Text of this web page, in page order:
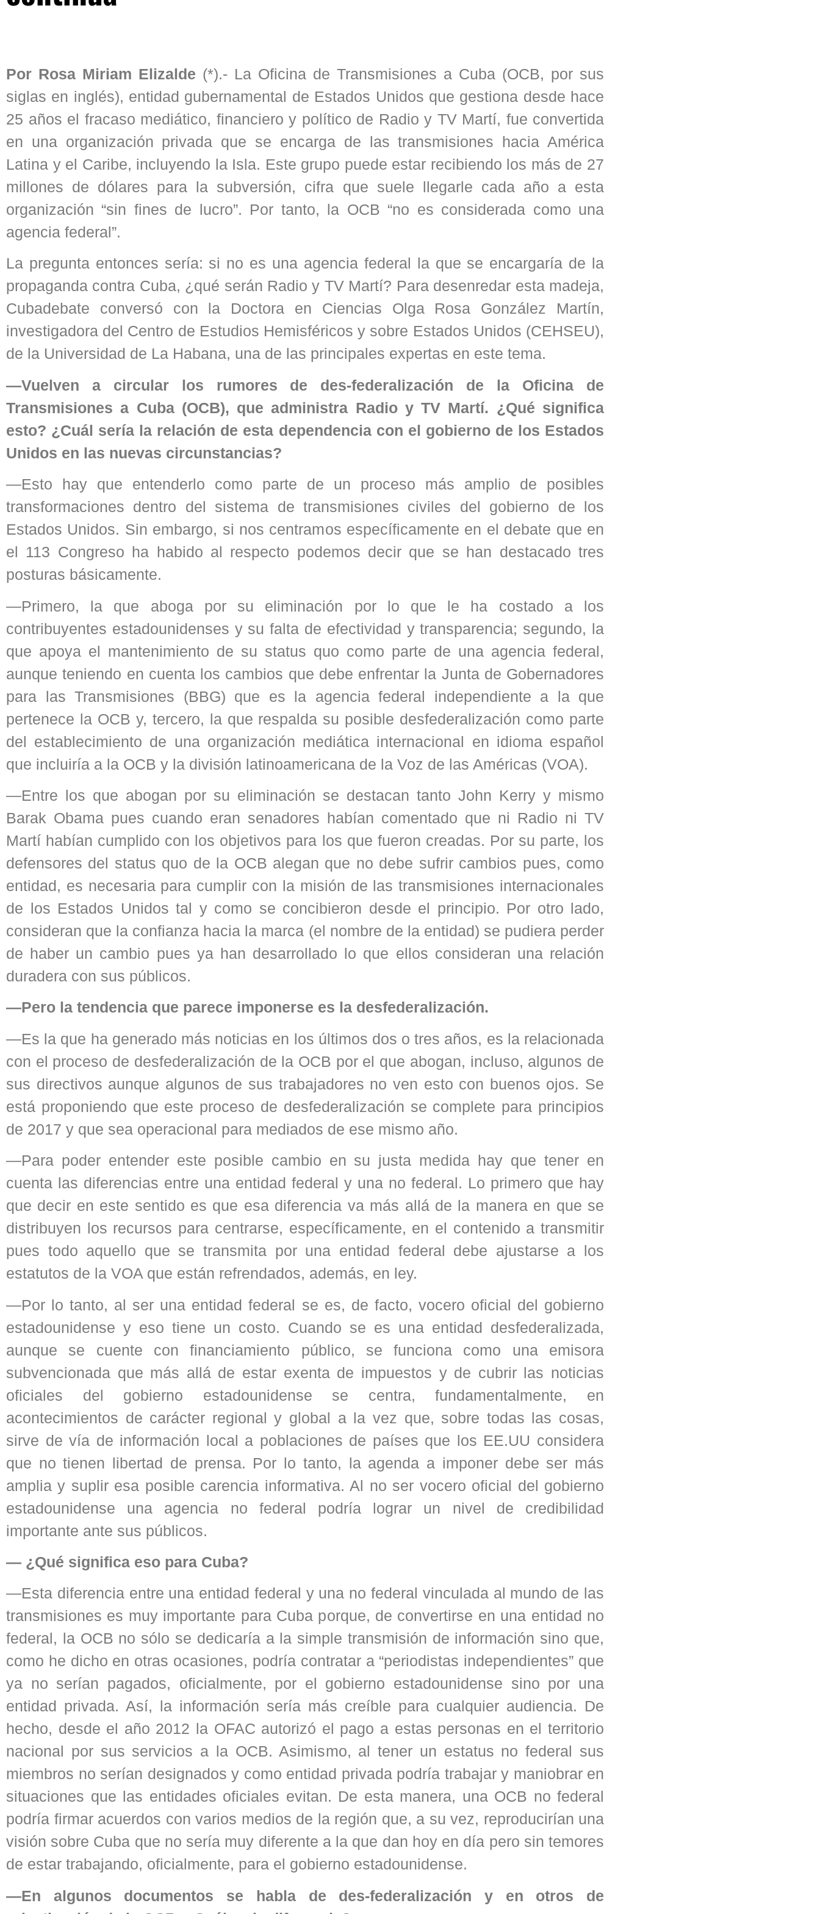
Por Rosa Miriam Elizalde (*).- La Oficina de Transmisiones a Cuba (OCB, por sus
siglas en inglés), entidad gubernamental de Estados Unidos que gestiona desde hace
25 años el fracaso mediático, financiero y político de Radio y TV Martí, fue convertida
en una organización privada que se encarga de las transmisiones hacia América
Latina y el Caribe, incluyendo la Isla. Este grupo puede estar recibiendo los más de 27
millones de dólares para la subversión, cifra que suele llegarle cada año a esta
organización “sin fines de lucro”. Por tanto, la OCB “no es considerada como una
agencia federal”.
La pregunta entonces sería: si no es una agencia federal la que se encargaría de la
propaganda contra Cuba, ¿qué serán Radio y TV Martí? Para desenredar esta madeja,
Cubadebate conversó con la Doctora en Ciencias Olga Rosa González Martín,
investigadora del Centro de Estudios Hemisféricos y sobre Estados Unidos (CEHSEU),
de la Universidad de La Habana, una de las principales expertas en este tema.
—Vuelven a circular los rumores de des-federalización de la Oficina de
Transmisiones a Cuba (OCB), que administra Radio y TV Martí. ¿Qué significa
esto? ¿Cuál sería la relación de esta dependencia con el gobierno de los Estados
Unidos en las nuevas circunstancias?
—Esto hay que entenderlo como parte de un proceso más amplio de posibles
transformaciones dentro del sistema de transmisiones civiles del gobierno de los
Estados Unidos. Sin embargo, si nos centramos específicamente en el debate que en
el 113 Congreso ha habido al respecto podemos decir que se han destacado tres
posturas básicamente.
—Primero, la que aboga por su eliminación por lo que le ha costado a los
contribuyentes estadounidenses y su falta de efectividad y transparencia; segundo, la
que apoya el mantenimiento de su status quo como parte de una agencia federal,
aunque teniendo en cuenta los cambios que debe enfrentar la Junta de Gobernadores
para las Transmisiones (BBG) que es la agencia federal independiente a la que
pertenece la OCB y, tercero, la que respalda su posible desfederalización como parte
del establecimiento de una organización mediática internacional en idioma español
que incluiría a la OCB y la división latinoamericana de la Voz de las Américas (VOA).
—Entre los que abogan por su eliminación se destacan tanto John Kerry y mismo
Barak Obama pues cuando eran senadores habían comentado que ni Radio ni TV
Martí habían cumplido con los objetivos para los que fueron creadas. Por su parte, los
defensores del status quo de la OCB alegan que no debe sufrir cambios pues, como
entidad, es necesaria para cumplir con la misión de las transmisiones internacionales
de los Estados Unidos tal y como se concibieron desde el principio. Por otro lado,
consideran que la confianza hacia la marca (el nombre de la entidad) se pudiera perder
de haber un cambio pues ya han desarrollado lo que ellos consideran una relación
duradera con sus públicos.
—Pero la tendencia que parece imponerse es la desfederalización.
—Es la que ha generado más noticias en los últimos dos o tres años, es la relacionada
con el proceso de desfederalización de la OCB por el que abogan, incluso, algunos de
sus directivos aunque algunos de sus trabajadores no ven esto con buenos ojos. Se
está proponiendo que este proceso de desfederalización se complete para principios
de 2017 y que sea operacional para mediados de ese mismo año.
—Para poder entender este posible cambio en su justa medida hay que tener en
cuenta las diferencias entre una entidad federal y una no federal. Lo primero que hay
que decir en este sentido es que esa diferencia va más allá de la manera en que se
distribuyen los recursos para centrarse, específicamente, en el contenido a transmitir
pues todo aquello que se transmita por una entidad federal debe ajustarse a los
estatutos de la VOA que están refrendados, además, en ley.
—Por lo tanto, al ser una entidad federal se es, de facto, vocero oficial del gobierno
estadounidense y eso tiene un costo. Cuando se es una entidad desfederalizada,
aunque se cuente con financiamiento público, se funciona como una emisora
subvencionada que más allá de estar exenta de impuestos y de cubrir las noticias
oficiales del gobierno estadounidense se centra, fundamentalmente, en
acontecimientos de carácter regional y global a la vez que, sobre todas las cosas,
sirve de vía de información local a poblaciones de países que los EE.UU considera
que no tienen libertad de prensa. Por lo tanto, la agenda a imponer debe ser más
amplia y suplir esa posible carencia informativa. Al no ser vocero oficial del gobierno
estadounidense una agencia no federal podría lograr un nivel de credibilidad
importante ante sus públicos.
— ¿Qué significa eso para Cuba?
—Esta diferencia entre una entidad federal y una no federal vinculada al mundo de las
transmisiones es muy importante para Cuba porque, de convertirse en una entidad no
federal, la OCB no sólo se dedicaría a la simple transmisión de información sino que,
como he dicho en otras ocasiones, podría contratar a “periodistas independientes” que
ya no serían pagados, oficialmente, por el gobierno estadounidense sino por una
entidad privada. Así, la información sería más creíble para cualquier audiencia. De
hecho, desde el año 2012 la OFAC autorizó el pago a estas personas en el territorio
nacional por sus servicios a la OCB. Asimismo, al tener un estatus no federal sus
miembros no serían designados y como entidad privada podría trabajar y maniobrar en
situaciones que las entidades oficiales evitan. De esta manera, una OCB no federal
podría firmar acuerdos con varios medios de la región que, a su vez, reproducirían una
visión sobre Cuba que no sería muy diferente a la que dan hoy en día pero sin temores
de estar trabajando, oficialmente, para el gobierno estadounidense.
—En algunos documentos se habla de des-federalización y en otros de